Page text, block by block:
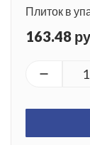
Плиток в
163.48